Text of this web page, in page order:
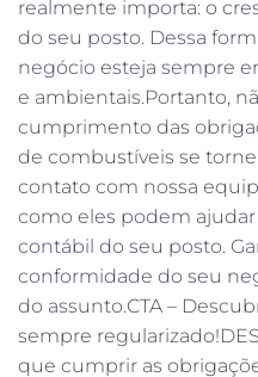
realmente importa: o
do seu posto. Dessa
negócio esteja sempre
e ambientais.Portanto,
cumprimento das
de combustíveis se
contato com nossa
como eles podem
contábil do seu posto.
conformidade do seu
do assunto.CTA –
sempre
que cumprir as